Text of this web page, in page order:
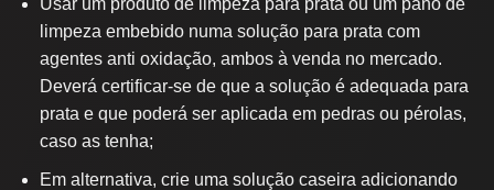
Usar um produto de limpeza para prata ou um pano de
limpeza embebido numa solução para prata com
agentes anti oxidação, ambos à venda no mercado.
Deverá certificar-se de que a solução é adequada para
prata e que poderá ser aplicada em pedras ou pérolas,
caso as tenha;
Em alternativa, crie uma solução caseira adicionando